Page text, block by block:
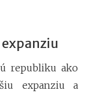
republiku ako
expanziu a